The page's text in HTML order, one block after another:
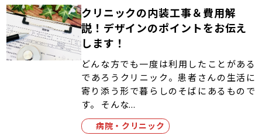
クリニックの内装工事＆費用解
説！デザインのポイントをお伝え
します！
どんな方でも一度は利用したことがある
であろうクリニック。患者さんの生活に
寄り添う形で暮らしのそばにあるもので
す。 そんな...
病院・クリニック